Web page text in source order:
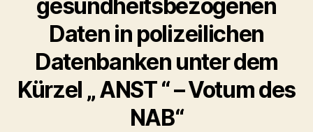
gesundheitsbezogenen
Daten in polizeilichen
Datenbanken unter dem
Kürzel „ ANST “ – Votum des
NAB“